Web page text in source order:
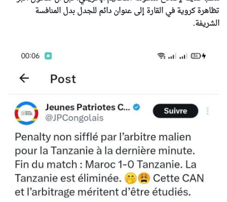
تظاهرة كروية في القارة إلى عنوان دائم للجدل بدل المنافسة
الشريفة.